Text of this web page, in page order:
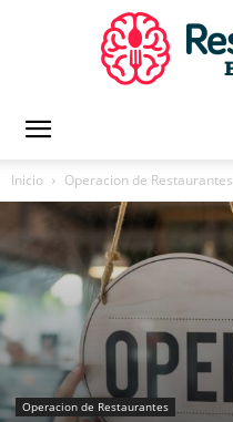
Inicio Operacion de Restaurantes
Operacion de Restaurantes